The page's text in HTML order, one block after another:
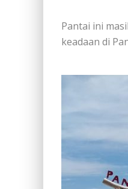
Pantai ini
keadaan di